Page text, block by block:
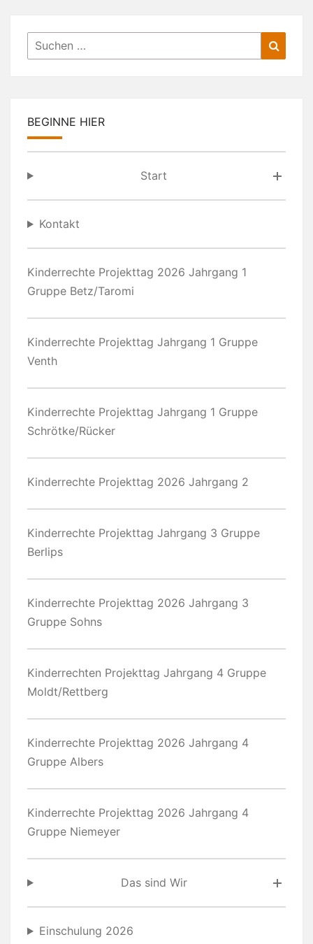
Suchen
nach:
BEGINNE HIER
Start
Kontakt
Kinderrechte Projekttag 2026 Jahrgang 1
Gruppe Betz/Taromi
Kinderrechte Projekttag Jahrgang 1 Gruppe
Venth
Kinderrechte Projekttag Jahrgang 1 Gruppe
Schrötke/Rücker
Kinderrechte Projekttag 2026 Jahrgang 2
Kinderrechte Projekttag Jahrgang 3 Gruppe
Berlips
Kinderrechte Projekttag 2026 Jahrgang 3
Gruppe Sohns
Kinderrechten Projekttag Jahrgang 4 Gruppe
Moldt/Rettberg
Kinderrechte Projekttag 2026 Jahrgang 4
Gruppe Albers
Kinderrechte Projekttag 2026 Jahrgang 4
Gruppe Niemeyer
Das sind Wir
Einschulung 2026